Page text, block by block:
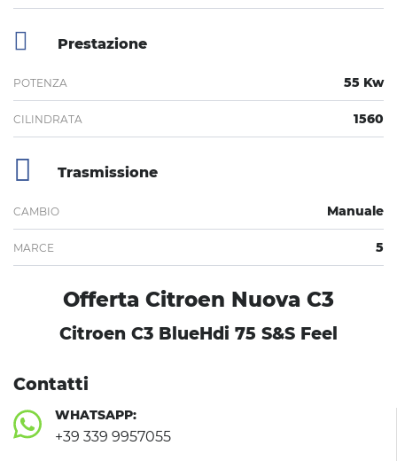
Prestazione
POTENZA 55 Kw
CILINDRATA 1560
Trasmissione
CAMBIO Manuale
MARCE 5
Offerta Citroen Nuova C3
Citroen C3 BlueHdi 75 S&S Feel
Contatti
WHATSAPP:
+39 339 9957055